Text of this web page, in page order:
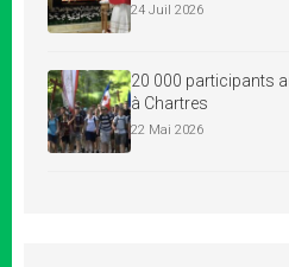
24 Juil 2026
20 000 participants
à Chartres
22 Mai 2026